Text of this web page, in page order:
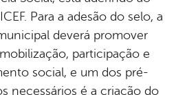
Para a adesão do selo, a
deverá promover
participação e
social, e um dos pré-
necessários é a criação do